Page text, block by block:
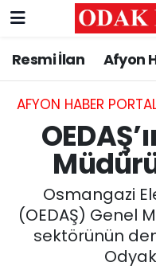
Resmi İlan Afyon
AFYON HABER
Osmangazi
(OEDAŞ) Genel
sektörünün
Resmi İlan
ASAYİŞ
SİYASET
Nöbetçi
Hava Durumu
Trafik Durumu
Tüm Manşetler
Son Dakika